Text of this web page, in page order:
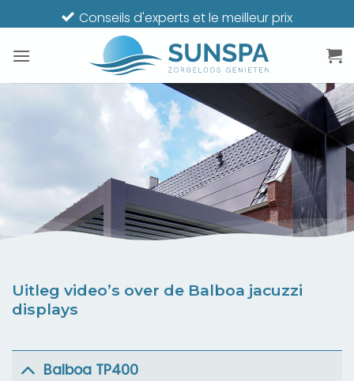
au
contenu
Conseils d'experts et le meilleur prix
Uitleg video’s over de Balboa jacuzzi
displays
Balboa TP400